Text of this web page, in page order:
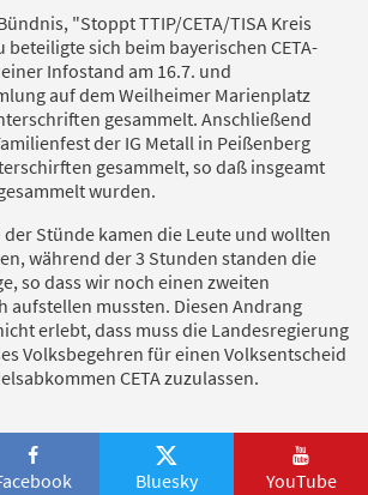
"Stoppt TTIP/CETA/TISA Kreis
sich beim bayerischen CETA-
Infostand am 16.7. und
auf dem Weilheimer Marienplatz
gesammelt. Anschließend
der IG Metall in Peißenberg
gesammelt, so daß insgeamt
wurden.
Stünde kamen die Leute und wollten
während der 3 Stunden standen die
so dass wir noch einen zweiten
aufstellen mussten. Diesen Andrang
erlebt, dass muss die Landesregierung
Volksbegehren für einen Volksentscheid
CETA zuzulassen.
Bluesky YouTube